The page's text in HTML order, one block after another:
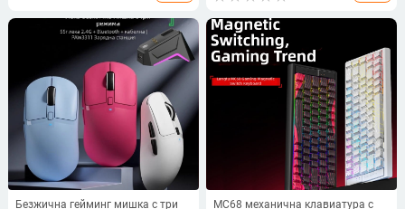
Безжична гейминг мишка с три
MC68 механична клавиатура с